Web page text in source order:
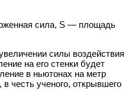
сила, S — площадь
силы воздействия
на его стенки будет
в ньютонах на метр
честь ученого, открывшего